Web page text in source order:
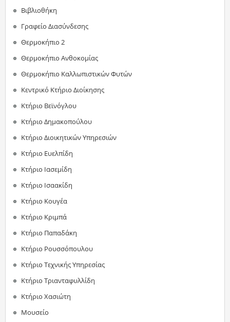
Βιβλιοθήκη
Γραφείο Διασύνδεσης
Θερμοκήπιο 2
Θερμοκήπιο Ανθοκομίας
Θερμοκήπιο Καλλωπιστικών Φυτών
Κεντρικό Κτήριο Διοίκησης
Κτήριο Βεϊνόγλου
Κτήριο Δημακοπούλου
Κτήριο Διοικητικών Υπηρεσιών
Κτήριο Ευελπίδη
Κτήριο Ιασεμίδη
Κτήριο Ισαακίδη
Κτήριο Κουγέα
Κτήριο Κριμπά
Κτήριο Παπαδάκη
Κτήριο Ρουσσόπουλου
Κτήριο Τεχνικής Υπηρεσίας
Κτήριο Τριανταφυλλίδη
Κτήριο Χασιώτη
Μουσείο